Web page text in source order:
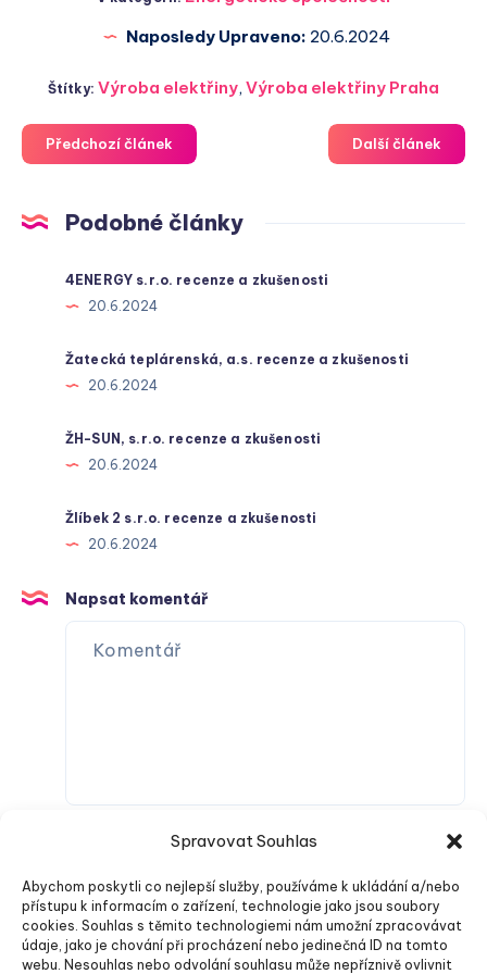
Spravovat Souhlas
Abychom poskytli co nejlepší služby, používáme k ukládání a/nebo
přístupu k informacím o zařízení, technologie jako jsou soubory
cookies. Souhlas s těmito technologiemi nám umožní zpracovávat
údaje, jako je chování při procházení nebo jedinečná ID na tomto
webu. Nesouhlas nebo odvolání souhlasu může nepříznivě ovlivnit
Naposledy Upraveno: 20.6.2024
Štítky:Výroba elektřiny,Výroba elektřiny Praha
Předchozí článek Další článek
Podobné články
4ENERGY s.r.o. recenze a zkušenosti
20.6.2024
Žatecká teplárenská, a.s. recenze a zkušenosti
20.6.2024
ŽH-SUN, s.r.o. recenze a zkušenosti
20.6.2024
Žlíbek 2 s.r.o. recenze a zkušenosti
20.6.2024
Napsat komentář